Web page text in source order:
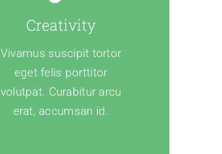
Creativity
Vivamus suscipit tortor
eget felis porttitor
volutpat. Curabitur arcu
erat, accumsan id.